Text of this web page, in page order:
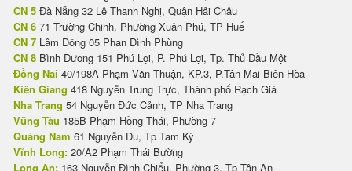
CN 5 Đà Nẵng 32 Lê Thanh Nghị, Quận Hải Châu
CN 6 71 Trường Chinh, Phường Xuân Phú, TP Huế
CN 7 Lâm Đồng 05 Phan Đình Phùng
CN 8 Bình Dương 151 Phú Lợi, P. Phú Lợi, Tp. Thủ Dầu Một
Đồng Nai 40/198A Phạm Văn Thuận, KP.3, P.Tân Mai Biên Hòa
Kiên Giang 418 Nguyễn Trung Trực, Thành phố Rạch Giá
Nha Trang 54 Nguyễn Đức Cảnh, TP Nha Trang
Vũng Tàu 185B Phạm Hồng Thái, Phường 7
Quảng Nam 61 Nguyễn Du, Tp Tam Kỳ
Vĩnh Long: 20/A2 Phạm Thái Bường
Long An: 163 Nguyễn Đình Chiểu, Phường 3, Tp Tân An